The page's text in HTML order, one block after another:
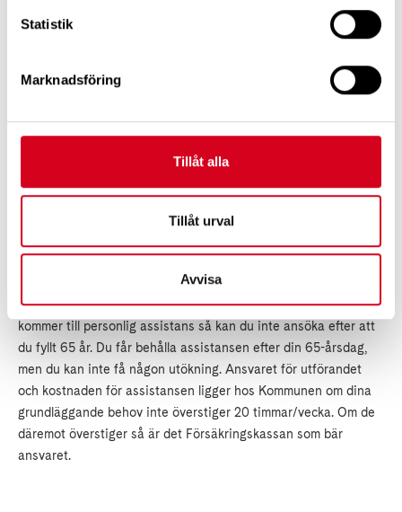
Statistik
Marknadsföring
Tillåt alla
Tillåt urval
Avvisa
momenten som individen anses klara av att utföra själv. Fokus
ligger på om individen till exempel kan föra mat till munnen
bedöms som integritetskränkande. Var gränsen går för vad som
anses vara integritetskränkande kan vara väldigt individuellt.
Du kan få flera olika insatser inom LSS samtidigt om du har
behov av dem, då LSS skall ge dig goda levnadsvillkor. Som
exempel tog Patrik upp att du kan bo på ett gruppboende och
LSS-insatser har i stort ingen övre åldersgräns, däremot när det
kommer till personlig assistans så kan du inte ansöka efter att
du fyllt 65 år. Du får behålla assistansen efter din 65-årsdag,
men du kan inte få någon utökning. Ansvaret för utförandet
och kostnaden för assistansen ligger hos Kommunen om dina
grundläggande behov inte överstiger 20 timmar/vecka. Om de
däremot överstiger så är det Försäkringskassan som bär
ansvaret.